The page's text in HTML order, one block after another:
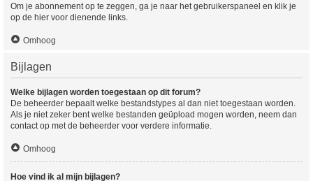
Om je abonnement op te zeggen, ga je naar het gebruikerspaneel en klik je
op de hier voor dienende links.
Omhoog
Bijlagen
Welke bijlagen worden toegestaan op dit forum?
De beheerder bepaalt welke bestandstypes al dan niet toegestaan worden.
Als je niet zeker bent welke bestanden geüpload mogen worden, neem dan
contact op met de beheerder voor verdere informatie.
Omhoog
Hoe vind ik al mijn bijlagen?